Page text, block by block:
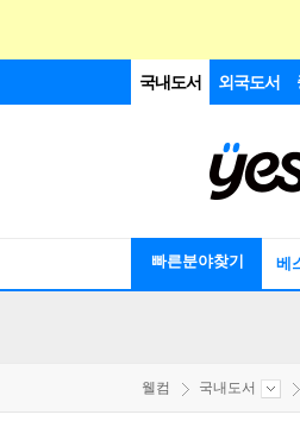
국내도서 외국도서
빠른분야찾기 베
웰컴 국내도서